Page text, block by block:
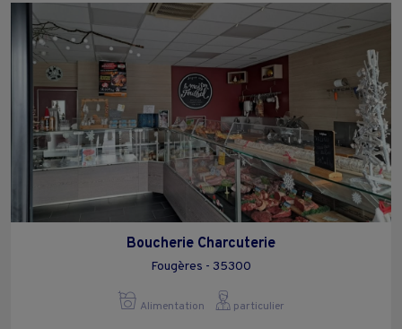
Boucherie Charcuterie
Fougères - 35300
Alimentation particulier